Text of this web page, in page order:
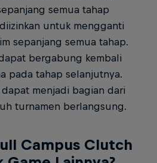
semua tahap
untuk mengganti
sepanjang semua tahap.
bergabung kembali
pada tahap selanjutnya.
menjadi bagian dari
turnamen berlangsung.
Campus Clutch